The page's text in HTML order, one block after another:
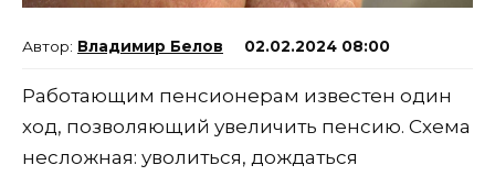
Владимир Белов 02.02.2024 08:00
Работающим пенсионерам известен один
ход, позволяющий увеличить пенсию. Схема
несложная: уволиться, дождаться